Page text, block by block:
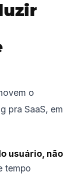
o
pra SaaS, em
usuário, não
tempo